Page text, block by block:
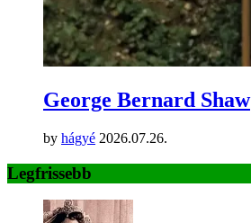
George Bernard Shaw
by hágyé 2026.07.26.
Legfrissebb